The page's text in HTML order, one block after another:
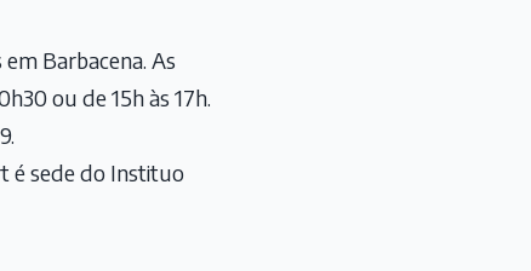
Barbacena. As
ou de 15h às 17h.
.
é sede do Instituo